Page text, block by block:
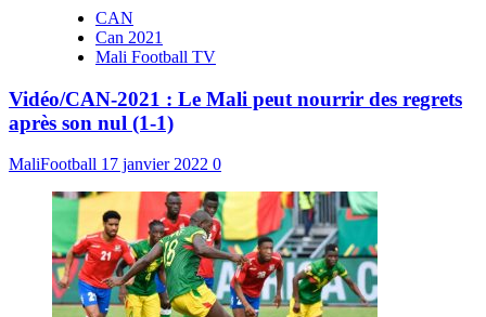
CAN
Can 2021
Mali Football TV
Vidéo/CAN-2021 : Le Mali peut nourrir des regrets
après son nul (1-1)
MaliFootball 17 janvier 2022 0